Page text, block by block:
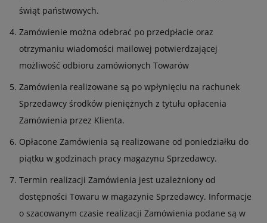
świąt państwowych.
Zamówienie można odebrać po przedpłacie oraz
otrzymaniu wiadomości mailowej potwierdzającej
możliwość odbioru zamówionych Towarów
Zamówienia realizowane są po wpłynięciu na rachunek
Sprzedawcy środków pieniężnych z tytułu opłacenia
Zamówienia przez Klienta.
Opłacone Zamówienia są realizowane od poniedziałku do
piątku w godzinach pracy magazynu Sprzedawcy.
Termin realizacji Zamówienia jest uzależniony od
dostępności Towaru w magazynie Sprzedawcy. Informacje
o szacowanym czasie realizacji Zamówienia podane są w